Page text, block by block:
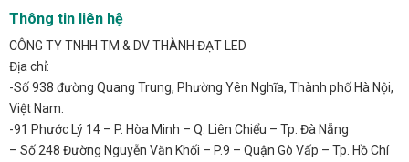
Thông tin liên hệ
CÔNG TY TNHH TM & DV THÀNH ĐẠT LED
Địa chỉ:
-Số 938 đường Quang Trung, Phường Yên Nghĩa, Thành phố Hà Nội,
Việt Nam.
-91 Phước Lý 14 – P. Hòa Minh – Q. Liên Chiểu – Tp. Đà Nẵng
– Số 248 Đường Nguyễn Văn Khối – P.9 – Quận Gò Vấp – Tp. Hồ Chí